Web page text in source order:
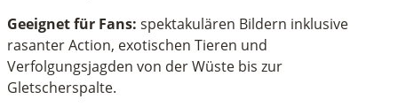
Geeignet für Fans: spektakulären Bildern inklusive
rasanter Action, exotischen Tieren und
Verfolgungsjagden von der Wüste bis zur
Gletscherspalte.